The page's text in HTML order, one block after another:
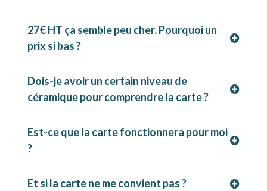
27€ HT ça semble peu cher. Pourquoi un
prix si bas ?
Dois-je avoir un certain niveau de
céramique pour comprendre la carte ?
Est-ce que la carte fonctionnera pour moi
?
Et si la carte ne me convient pas ?